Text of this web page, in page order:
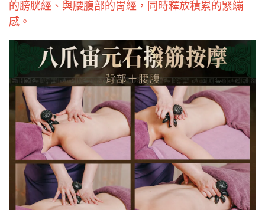
的膀胱經、與腰腹部的胃經，同時釋放積累的緊繃
感。